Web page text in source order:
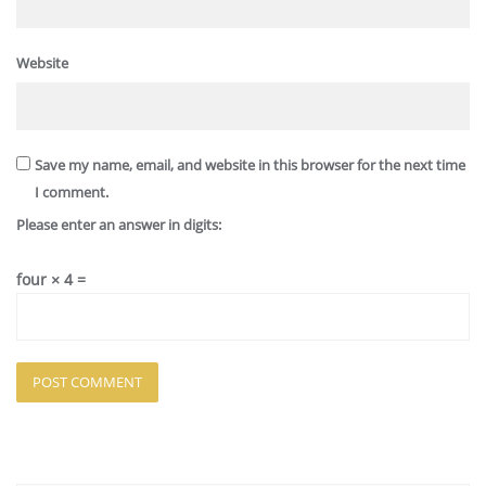
Website
Save my name, email, and website in this browser for the next time
I comment.
Please enter an answer in digits:
four × 4 =